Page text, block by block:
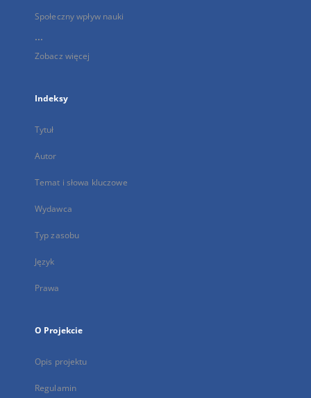
Społeczny wpływ nauki
...
Zobacz więcej
Indeksy
Tytuł
Autor
Temat i słowa kluczowe
Wydawca
Typ zasobu
Język
Prawa
O Projekcie
Opis projektu
Regulamin